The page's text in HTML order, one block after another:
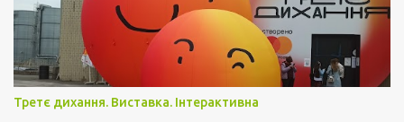
Третє дихання. Виставка. Інтерактивна